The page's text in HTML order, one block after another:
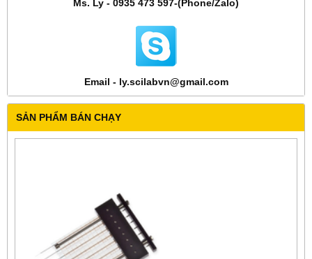
Ms. Ly - 0935 473 597-(Phone/Zalo)
Email - ly.scilabvn@gmail.com
SẢN PHẨM BÁN CHẠY